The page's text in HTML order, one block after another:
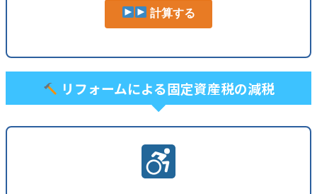
計算する
リフォームによる固定資産税の減税